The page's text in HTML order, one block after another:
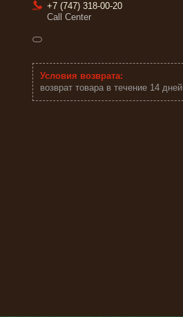
+7 (747) 318-00-20
Call Center
возврат товара в течение 14 дней